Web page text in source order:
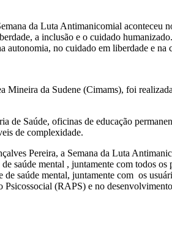
da Luta Antimanicomial aconteceu
a inclusão e o cuidado
autonomia, no cuidado em liberdade e na
da Sudene (Cimams), foi
de Saúde, oficinas de educação
de complexidade.
Pereira, a Semana da Luta
saúde mental , juntamente com todos os
saúde mental, juntamente com os
(RAPS) e no